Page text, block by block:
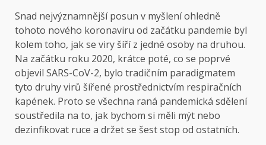
Snad nejvýznamnější posun v myšlení ohledně
tohoto nového koronaviru od začátku pandemie byl
kolem toho, jak se viry šíří z jedné osoby na druhou.
Na začátku roku 2020, krátce poté, co se poprvé
objevil SARS-CoV-2, bylo tradičním paradigmatem
tyto druhy virů šířené prostřednictvím respiračních
kapének. Proto se všechna raná pandemická sdělení
soustředila na to, jak bychom si měli mýt nebo
dezinfikovat ruce a držet se šest stop od ostatních.